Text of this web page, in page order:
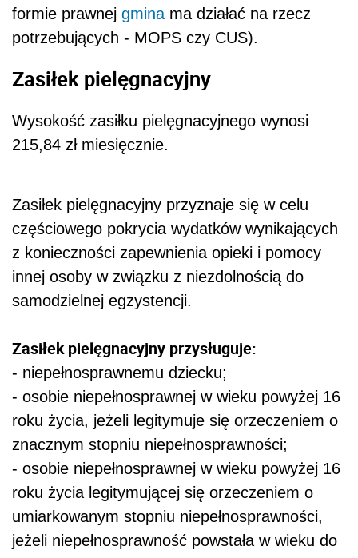
formie prawnej gmina ma działać na rzecz
potrzebujących - MOPS czy CUS).
Zasiłek pielęgnacyjny
Wysokość zasiłku pielęgnacyjnego wynosi
215,84 zł miesięcznie.
Zasiłek pielęgnacyjny przyznaje się w celu
częściowego pokrycia wydatków wynikających
z konieczności zapewnienia opieki i pomocy
innej osoby w związku z niezdolnością do
samodzielnej egzystencji.
Zasiłek pielęgnacyjny przysługuje:
- niepełnosprawnemu dziecku;
- osobie niepełnosprawnej w wieku powyżej 16
roku życia, jeżeli legitymuje się orzeczeniem o
znacznym stopniu niepełnosprawności;
- osobie niepełnosprawnej w wieku powyżej 16
roku życia legitymującej się orzeczeniem o
umiarkowanym stopniu niepełnosprawności,
jeżeli niepełnosprawność powstała w wieku do